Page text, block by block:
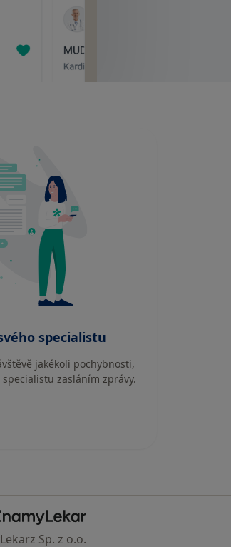
specialistu
jakékoli pochybnosti,
zasláním zprávy.
- Hlavní stránka
Sp. z o.o.